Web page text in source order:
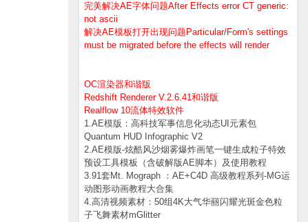
完美解决AE字体问题After Effects error CT generic:
not ascii
解决AE模板打开出现问题Particular/Form's settings
must be migrated before the effects will render
OC渲染器和谐版
Redshift Renderer V.2.6.41和谐版
Realflow 10流体特效软件
1.AE模版：高科技军事信息化动态UI元素包
Quantum HUD Infographic V2
2.AE模版-炫酷风沙烟雾爆炸画笔一键生成粒子特效
预设工具模板（含破解版AE脚本）及使用教程
3.91套Mt. Mograph ：AE+C4D 高级教程系列-MG运
动图形动画教程大合集
4.高清视频素材：50组4K大气华丽闪耀光斑金色粒
子飞舞素材mGlitter